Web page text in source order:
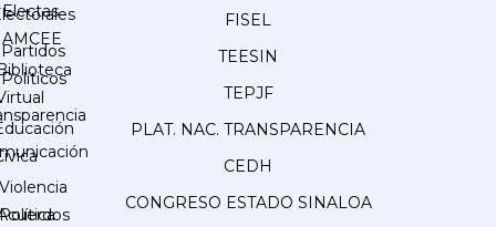
Partidos
Políticos
Electas
AMCEE
Violencia
Política
FISEL
TEESIN
TEPJF
PLAT. NAC. TRANSPARENCIA
CEDH
CONGRESO ESTADO SINALOA